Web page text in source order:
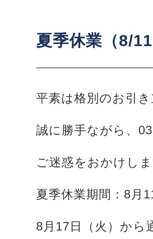
夏季休業（8/
平素は格別のお引
誠に勝手ながら、
ご迷惑をおかけし
夏季休業期間：8月
8月17日（火）から